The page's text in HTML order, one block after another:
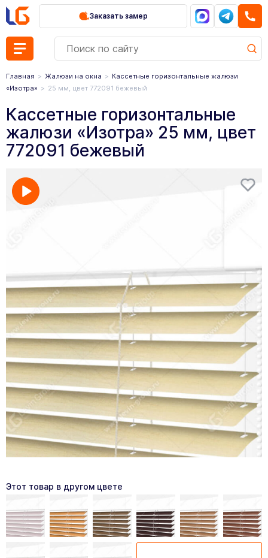
Заказать замер
Главная Жалюзи на окна
Кассетные горизонтальные жалюзи
«Изотра»
25 мм, цвет 772091 бежевый
Кассетные горизонтальные
жалюзи «Изотра» 25 мм, цвет
772091 бежевый
Этот товар в другом цвете